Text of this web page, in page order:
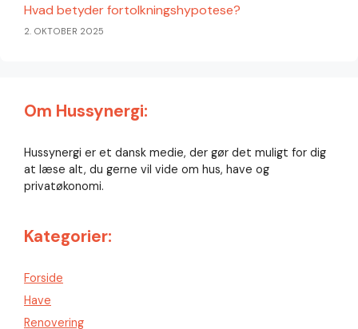
Hvad betyder fortolkningshypotese?
2. OKTOBER 2025
Om Hussynergi:
Hussynergi er et dansk medie, der gør det muligt for dig
at læse alt, du gerne vil vide om hus, have og
privatøkonomi.
Kategorier:
Forside
Have
Renovering